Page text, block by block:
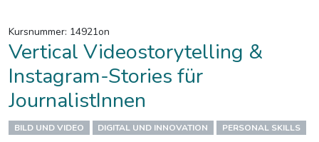
Kursnummer: 14921on
Vertical Videostorytelling &
Instagram-Stories für
JournalistInnen
BILD UND VIDEO DIGITAL UND INNOVATION PERSONAL SKILLS